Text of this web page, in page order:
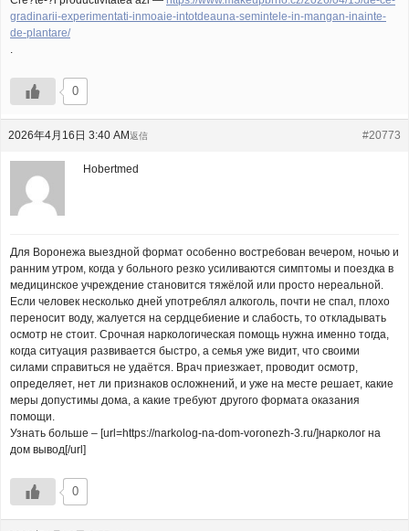
gradinarii-experimentati-inmoaie-intotdeauna-semintele-in-mangan-inainte-
de-plantare/
.
0
2026年4月16日 3:40 AM #20773
返信
Hobertmed
Для Воронежа выездной формат особенно востребован вечером, ночью и
ранним утром, когда у больного резко усиливаются симптомы и поездка в
медицинское учреждение становится тяжёлой или просто нереальной.
Если человек несколько дней употреблял алкоголь, почти не спал, плохо
переносит воду, жалуется на сердцебиение и слабость, то откладывать
осмотр не стоит. Срочная наркологическая помощь нужна именно тогда,
когда ситуация развивается быстро, а семья уже видит, что своими
силами справиться не удаётся. Врач приезжает, проводит осмотр,
определяет, нет ли признаков осложнений, и уже на месте решает, какие
меры допустимы дома, а какие требуют другого формата оказания
помощи.
Узнать больше – [url=https://narkolog-na-dom-voronezh-3.ru/]нарколог на
дом вывод[/url]
0